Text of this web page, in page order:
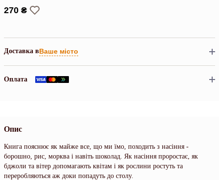
270 ₴
Доставка вВаше місто
Оплата
Опис
Книга пояснює як майже все, що ми їмо, походить з насіння -
борошно, рис, морква і навіть шоколад. Як насіння проростає, як
бджоли та вітер допомагають квітам і як рослини ростуть та
переробляються аж доки попадуть до столу.